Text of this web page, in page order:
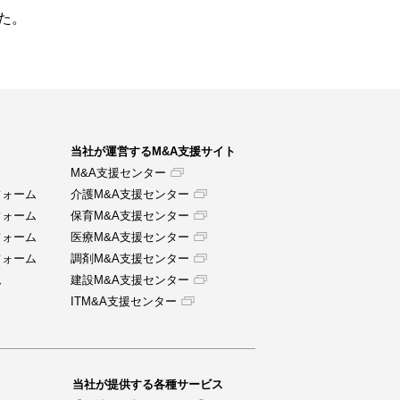
。
ーム
ーム
ーム
ーム
当社が運営するM&A支援サイト
M&A支援センター
介護M&A支援センター
保育M&A支援センター
医療M&A支援センター
調剤M&A支援センター
建設M&A支援センター
ITM&A支援センター
当社が提供する各種サービス